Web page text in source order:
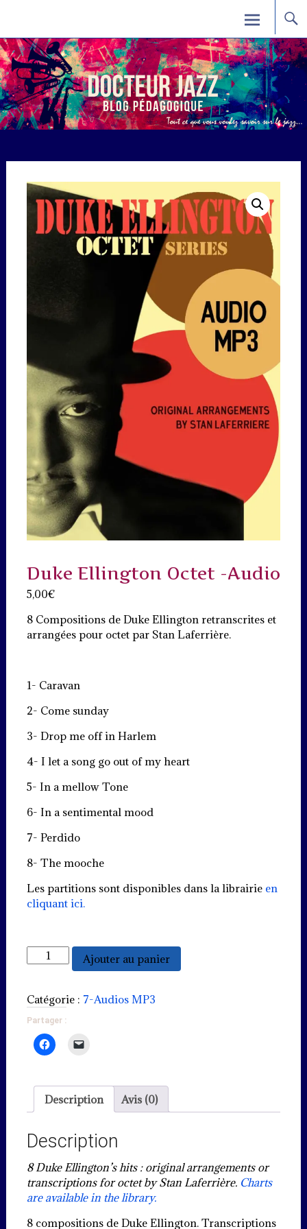
content
Duke Ellington Octet -Audio
5,00€
8 Compositions de Duke Ellington retranscrites et
arrangées pour octet par Stan Laferrière.
1- Caravan
2- Come sunday
3- Drop me off in Harlem
4- I let a song go out of my heart
5- In a mellow Tone
6- In a sentimental mood
7- Perdido
8- The mooche
Les partitions sont disponibles dans la librairie en
cliquant ici.
quantité
de
Ellington
Octet
Audio
Ajouter au panier
Catégorie : 7-Audios MP3
Partager :
Description Avis (0)
Description
8 Duke Ellington’s hits : original arrangements or
transcriptions for octet by Stan Laferrière. Charts
are available in the library.
8 compositions de Duke Ellington. Transcriptions